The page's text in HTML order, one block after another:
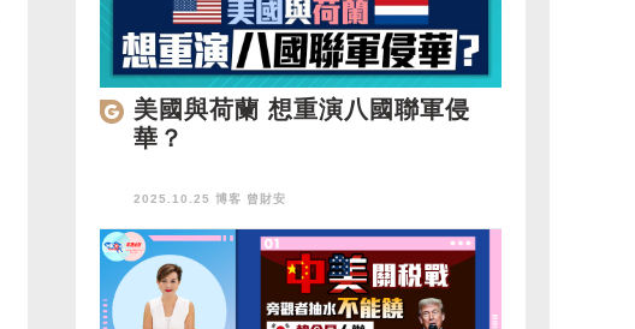
美國與荷蘭 想重演八國聯軍侵
華？
2025.10.25 博客 曾財安